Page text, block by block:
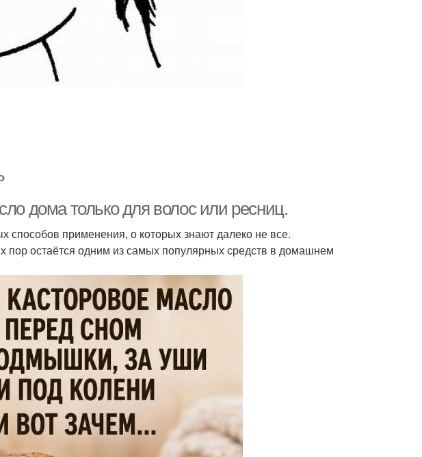
дома только для волос или ресниц.
способов применения, о которых знают далеко не все.
пор остаётся одним из самых популярных средств в домашнем